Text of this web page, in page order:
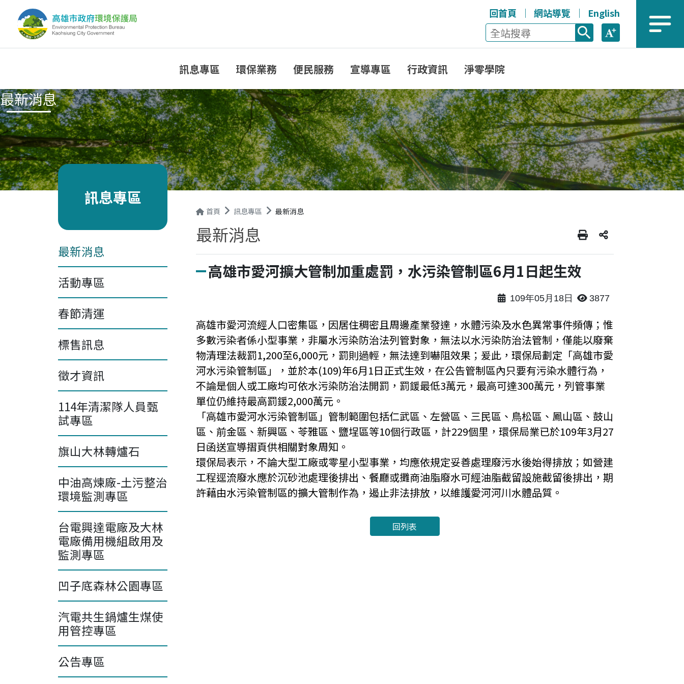
回首頁 網站導覽 English
全站搜尋 放大 選單
訊息專區 環保業務 便民服務 宣導專區 行政資訊 淨零學院
最新消息
訊息專區
最新消息
活動專區
春節清運
標售訊息
徵才資訊
114年清潔隊人員甄
試專區
旗山大林轉爐石
中油高煉廠-土污整治
環境監測專區
台電興達電廠及大林
電廠備用機組啟用及
監測專區
凹子底森林公園專區
汽電共生鍋爐生煤使
用管控專區
公告專區
首頁 訊息專區 最新消息
最新消息
高雄市愛河擴大管制加重處罰，水污染管制區6月1日起生效
109年05月18日 3877
高雄市愛河流經人口密集區，因居住稠密且周邊產業發達，水體污染及水色異常事件頻傳；惟
多數污染者係小型事業，非屬水污染防治法列管對象，無法以水污染防治法管制，僅能以廢棄
物清理法裁罰1,200至6,000元，罰則過輕，無法達到嚇阻效果；爰此，環保局劃定「高雄市愛
河水污染管制區」，並於本(109)年6月1日正式生效，在公告管制區內只要有污染水體行為，
不論是個人或工廠均可依水污染防治法開罰，罰鍰最低3萬元，最高可達300萬元，列管事業
單位仍維持最高罰鍰2,000萬元。
「高雄市愛河水污染管制區」管制範圍包括仁武區、左營區、三民區、鳥松區、鳳山區、鼓山
區、前金區、新興區、苓雅區、鹽埕區等10個行政區，計229個里，環保局業已於109年3月27
日函送宣導摺頁供相關對象周知。
環保局表示，不論大型工廠或零星小型事業，均應依規定妥善處理廢污水後始得排放；如營建
工程逕流廢水應於沉砂池處理後排出、餐廳或攤商油脂廢水可經油脂截留設施截留後排出，期
許藉由水污染管制區的擴大管制作為，遏止非法排放，以維護愛河河川水體品質。
回列表